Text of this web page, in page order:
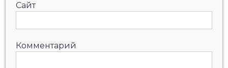
Сайт
Комментарий